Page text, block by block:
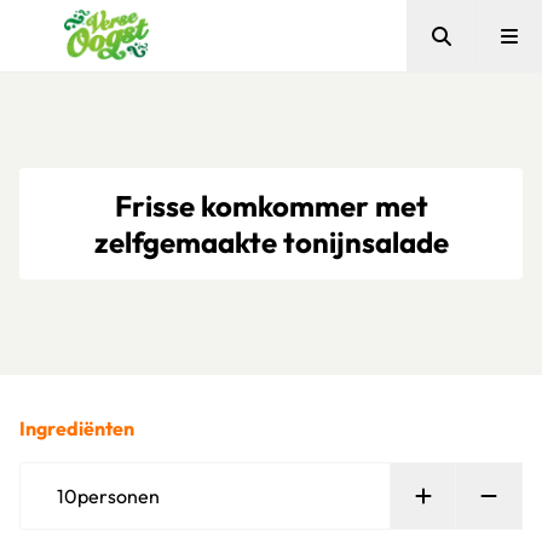
Zoeken
Frisse komkommer met
zelfgemaakte tonijnsalade
Ingrediënten
10personen Persoon